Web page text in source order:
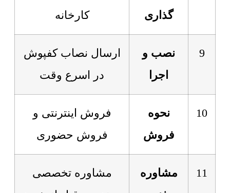
گذاری
کارخانه
9
نصب و
اجرا
ارسال نصاب کفپوش
در اسرع وقت
10
نحوه
فروش
فروش اینترنتی و
فروش حضوری
11
مشاوره
مشاوره تخصصی